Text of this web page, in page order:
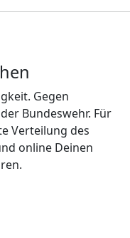
Gegen
Bundeswehr. Für
Verteilung des
online Deinen